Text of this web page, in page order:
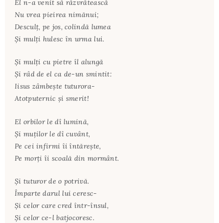
El n-a venit să răzvrătească
Nu vrea pieirea nimănui;
Desculț, pe jos, colindă lumea
Și mulți hulesc în urma lui.
Și mulți cu pietre îl alungă
Și râd de el ca de-un smintit:
Iisus zâmbește tuturora-
Atotputernic și smerit!
El orbilor le dî lumină,
Și muților le dî cuvânt,
Pe cei infirmi îi întărește,
Pe morți îi scoală din mormânt.
Și tuturor de o potrivă.
Împarte darul lui ceresc-
Și celor care cred într-însul,
Și celor ce-l batjocoresc.